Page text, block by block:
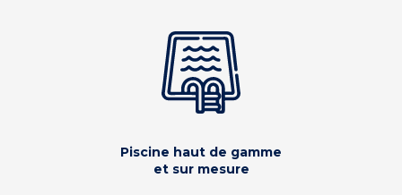
Piscine haut de gamme
et sur mesure